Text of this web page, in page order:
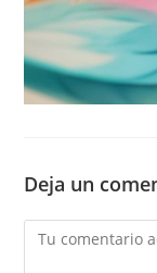
Deja un
Comentario